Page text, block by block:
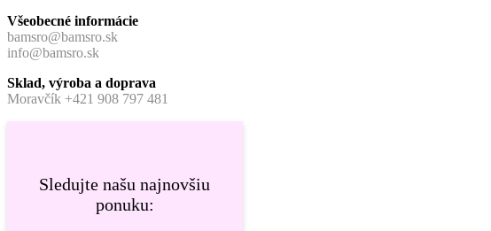
Všeobecné informácie
bamsro@bamsro.sk
info@bamsro.sk
Sklad, výroba a doprava
Moravčík +421 908 797 481
Sledujte našu najnovšiu
ponuku: